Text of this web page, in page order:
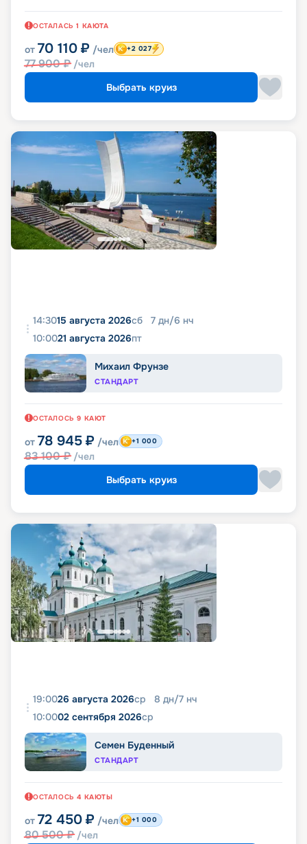
ОСТАЛАСЬ 1 КАЮТА
от 70 110 ₽ /чел
77 900₽ /чел
+2 027
Выбрать круиз
14:3015 августа 2026сб 7 дн/6 нч
10:0021 августа 2026пт
Михаил Фрунзе
СТАНДАРТ
ОСТАЛОСЬ 9 КАЮТ
от 78 945 ₽ /чел
83 100₽ /чел
+1 000
Выбрать круиз
19:0026 августа 2026ср 8 дн/7 нч
10:0002 сентября 2026ср
Семен Буденный
СТАНДАРТ
ОСТАЛОСЬ 4 КАЮТЫ
от 72 450 ₽ /чел
80 500₽ /чел
+1 000